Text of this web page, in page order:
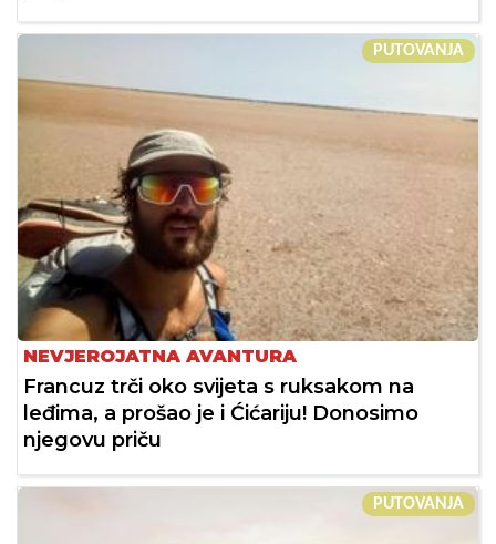
PUTOVANJA
NEVJEROJATNA AVANTURA
Francuz trči oko svijeta s ruksakom na
leđima, a prošao je i Ćićariju! Donosimo
njegovu priču
PUTOVANJA